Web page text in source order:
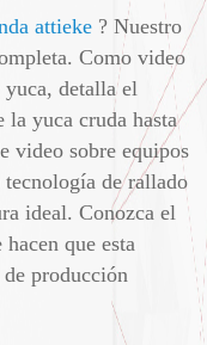
attieke ? Nuestro
Como video
yuca, detalla el
la yuca cruda hasta
video sobre equipos
tecnología de rallado
ideal. Conozca el
que esta
de producción